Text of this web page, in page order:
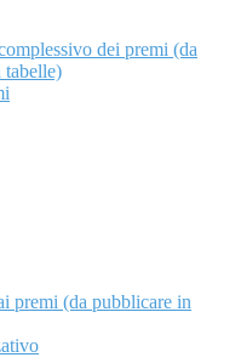
dei premi (da
tabelle)
premi (da pubblicare in